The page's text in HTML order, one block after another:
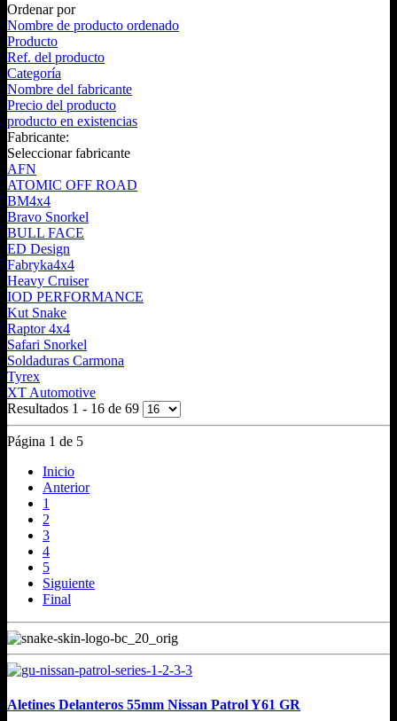
Ordenar por
Nombre de producto ordenado
Producto
Ref. del producto
Categoría
Nombre del fabricante
Precio del producto
producto en existencias
Fabricante:
Seleccionar fabricante
AFN
ATOMIC OFF ROAD
BM4x4
Bravo Snorkel
BULL FACE
ED Design
Fabryka4x4
Heavy Cruiser
IOD PERFORMANCE
Kut Snake
Raptor 4x4
Safari Snorkel
Soldaduras Carmona
Tyrex
XT Automotive
Resultados 1 - 16 de 69
Página 1 de 5
Inicio
Anterior
1
2
3
4
5
Siguiente
Final
Aletines Delanteros 55mm Nissan Patrol Y61 GR